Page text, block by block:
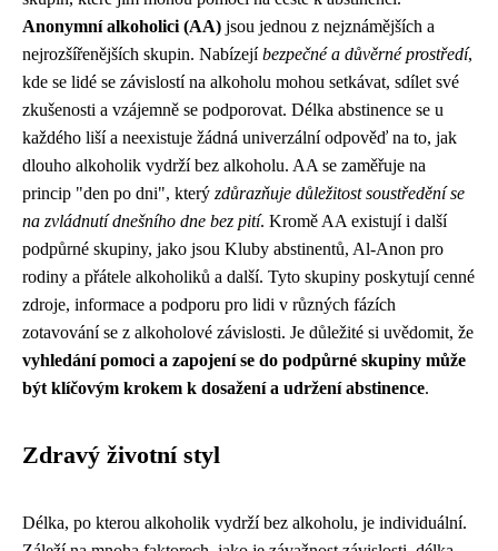
Anonymní alkoholici (AA) jsou jednou z nejznámějších a
nejrozšířenějších skupin. Nabízejíbezpečné a důvěrné prostředí,
kde se lidé se závislostí na alkoholu mohou setkávat, sdílet své
zkušenosti a vzájemně se podporovat. Délka abstinence se u
každého liší a neexistuje žádná univerzální odpověď na to, jak
dlouho alkoholik vydrží bez alkoholu. AA se zaměřuje na
princip "den po dni", který zdůrazňuje důležitost soustředění se
na zvládnutí dnešního dne bez pití. Kromě AA existují i další
podpůrné skupiny, jako jsou Kluby abstinentů, Al-Anon pro
rodiny a přátele alkoholiků a další. Tyto skupiny poskytují cenné
zdroje, informace a podporu pro lidi v různých fázích
zotavování se z alkoholové závislosti. Je důležité si uvědomit, že
vyhledání pomoci a zapojení se do podpůrné skupiny může
být klíčovým krokem k dosažení a udržení abstinence.
Zdravý životní styl
Délka, po kterou alkoholik vydrží bez alkoholu, je individuální.